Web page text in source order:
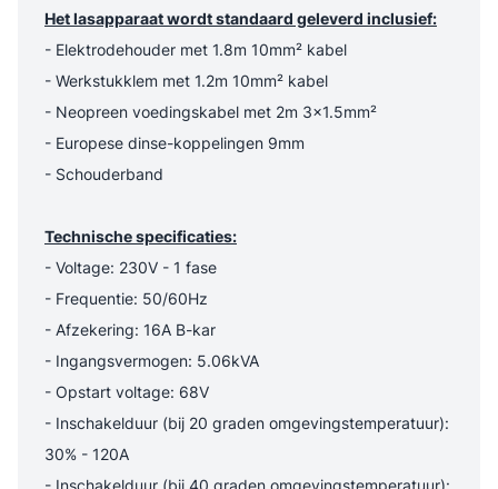
Het lasapparaat wordt standaard geleverd inclusief:
- Elektrodehouder met 1.8m 10mm² kabel
- Werkstukklem met 1.2m 10mm² kabel
- Neopreen voedingskabel met 2m 3x1.5mm²
- Europese dinse-koppelingen 9mm
- Schouderband
Technische specificaties:
- Voltage: 230V - 1 fase
- Frequentie: 50/60Hz
- Afzekering: 16A B-kar
- Ingangsvermogen: 5.06kVA
- Opstart voltage: 68V
- Inschakelduur (bij 20 graden omgevingstemperatuur):
30% - 120A
- Inschakelduur (bij 40 graden omgevingstemperatuur):